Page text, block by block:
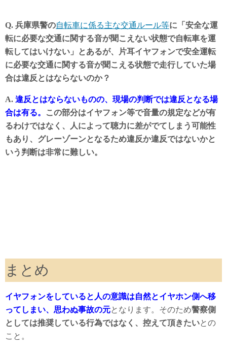
Q. 兵庫県警の自転車に係る主な交通ルール等に「安全な運
転に必要な交通に関する音が聞こえない状態で自転車を運
転してはいけない」とあるが、片耳イヤフォンで安全運転
に必要な交通に関する音が聞こえる状態で走行していた場
合は違反とはならないのか？
A. 違反とはならないものの、現場の判断では違反となる場
合は有る。
この部分はイヤフォン等で音量の規定などが有
るわけではなく、人によって聴力に差がでてしまう可能性
もあり、グレーゾーンとなるため違反か違反ではないかと
いう判断は非常に難しい。
まとめ
イヤフォンをしていると人の意識は自然とイヤホン側へ移
ってしまい、思わぬ事故の元となります。そのため警察側
としては推奨している行為ではなく、控えて頂きたいとの
こと。